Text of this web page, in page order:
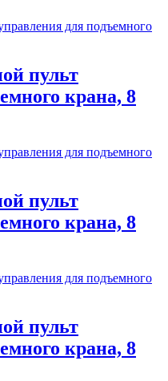
пульт
крана, 8
пульт
крана, 8
пульт
крана, 8